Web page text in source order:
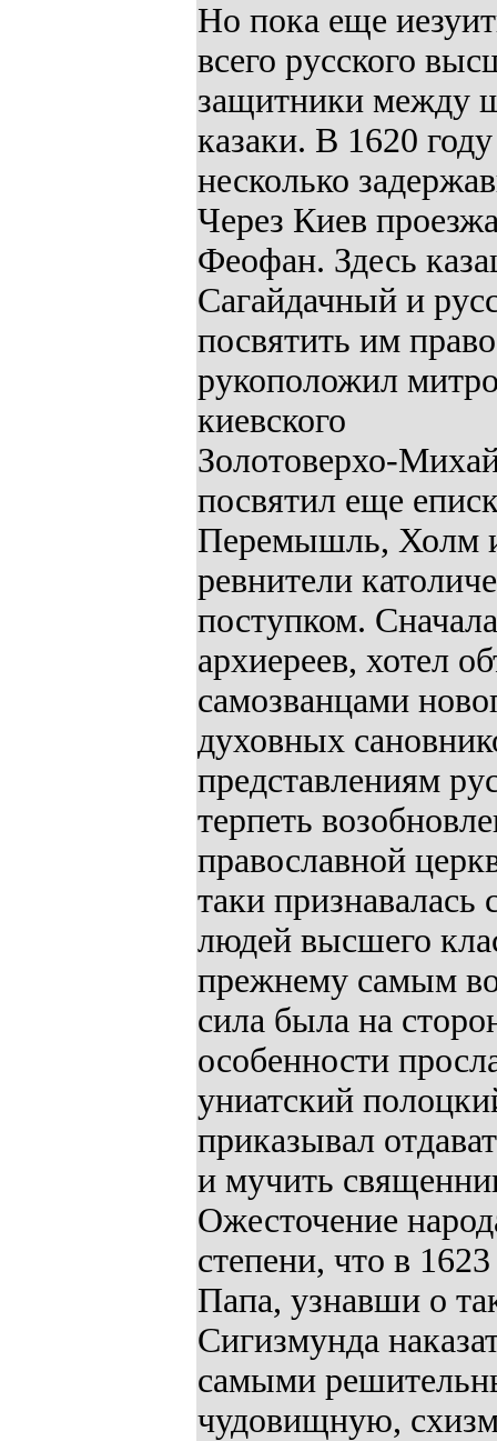
Но пока еще
всего русского
защитники между
казаки. В 1620
несколько
Через Киев
Феофан. Здесь
Сагайдачный и
посвятить им
рукоположил
киевского
Золотоверхо-
посвятил еще
Перемышль, Холм
ревнители
поступком.
архиереев, хотел
самозванцами
духовных
представлениям
терпеть
православной
таки признавалась
людей высшего
прежнему самым
сила была на
особенности
униатский
приказывал
и мучить
Ожесточение
степени, что в
Папа, узнавши о
Сигизмунда
самыми
чудовищную,